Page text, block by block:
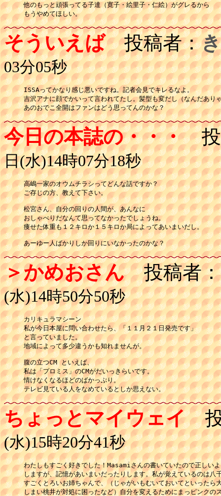
他のもっと頑張ってる子達（寛子・絵里子・仁絵）がグレるから
もうやめてほしい。
そういえば投稿者：
03分05秒
ISSAってかなり感じ悪いですね。記者会見でキレるなよ。
吉沢アナに顔でかいって言われてたし。髪型も変だし（なんだあり
あのおでこ全開はファンはどう思ってんのかな？
今日の本誌の・・・投
日(水)14時07分18秒
高嶋一家のオウムチラシってどんな話ですか？
ご存じの方、教えて下さい。
松宮さん、自分の回りの人間が、あんなに
おしゃべりだなんて思ってなかったでしょうね。
痩せた体重も１２キロか１５キロか局によってあいまいだし。
あーゆー人ばかりしか回りにいなかったのかな？
＞かめおさん投稿者：
(水)14時50分50秒
カリキュラマシーン
私が今日本屋に問い合わせたら、「１１月２１日発売です」
と言っていました。
地域によって多少違うかも知れませんが。
腹の立つCM といえば、
私は「プロミス」のCMがだいっきらいです。
情けなくなるほどのばかっぷり。
ちょっとマイウェイ投
(水)15時20分41秒
わたしもすごく好きでした！Masamiさんの書いていたので正しい
しますが、記憶があいまいだったりします。私が覚えているのは八
すごくとろいお姉ちゃんで、（じゃがいもむいておいてといったら
しまい桃井が対処に困ったなど）自分を変えるためにまっピンクの